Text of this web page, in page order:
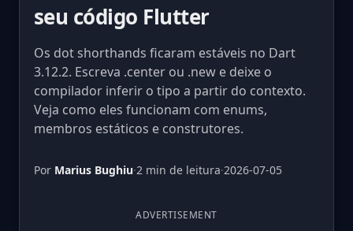
seu código Flutter
Os dot shorthands ficaram estáveis no Dart
3.12.2. Escreva .center ou .new e deixe o
compilador inferir o tipo a partir do contexto.
Veja como eles funcionam com enums,
membros estáticos e construtores.
Por Marius Bughiu·2 min de leitura·2026-07-05
ADVERTISEMENT